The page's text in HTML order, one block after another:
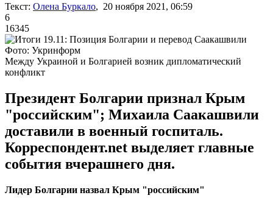
Текст: Олена Буркало, 20 ноября 2021, 06:59
6
16345
Фото: Укринформ
Между Украиной и Болгарией возник дипломатический
конфликт
Президент Болгарии признал Крым
"российским"; Михаила Саакашвили
доставили в военный госпиталь.
Корреспондент.net выделяет главные
события вчерашнего дня.
Лидер Болгарии назвал Крым "российским"